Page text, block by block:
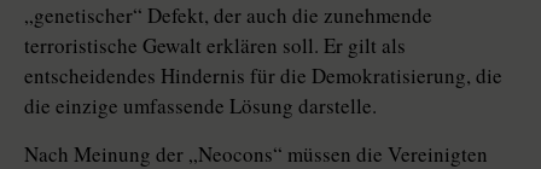
„genetischer“ Defekt, der auch die zunehmende
terroristische Gewalt erklären soll. Er gilt als
entscheidendes Hindernis für die Demokratisierung, die
die einzige umfassende Lösung darstelle.
Nach Meinung der „Neocons“ müssen die Vereinigten